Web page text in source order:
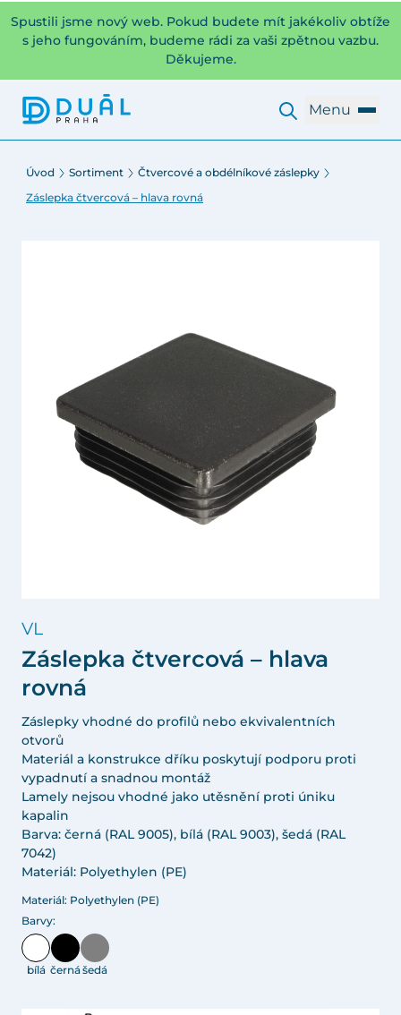
Spustili jsme nový web. Pokud budete mít jakékoliv obtíže
s jeho fungováním, budeme rádi za vaši zpětnou vazbu.
Děkujeme.
Menu
Úvod Sortiment
Čtvercové a obdélníkové záslepky
Záslepka čtvercová – hlava rovná
VL
Záslepka čtvercová – hlava
rovná
Záslepky vhodné do profilů nebo ekvivalentních
otvorů
Materiál a konstrukce dříku poskytují podporu proti
vypadnutí a snadnou montáž
Lamely nejsou vhodné jako utěsnění proti úniku
kapalin
Barva: černá (RAL 9005), bílá (RAL 9003), šedá (RAL
7042)
Materiál: Polyethylen (PE)
Materiál: Polyethylen (PE)
Barvy:
bílá černášedá